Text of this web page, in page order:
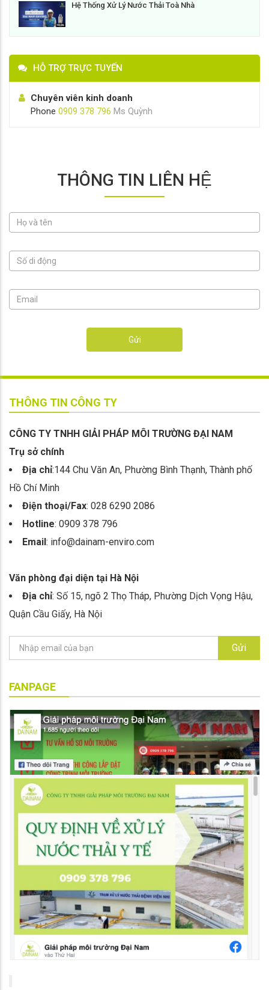
Hệ Thống Xử Lý Nước Thải Toà Nhà
HỖ TRỢ TRỰC TUYẾN
Chuyên viên kinh doanh
Phone 0909 378 796 Ms Quỳnh
THÔNG TIN LIÊN HỆ
Gửi
THÔNG TIN CÔNG TY
CÔNG TY TNHH GIẢI PHÁP MÔI TRƯỜNG ĐẠI NAM
Trụ sở chính
Địa chỉ:144 Chu Văn An, Phường Bình Thạnh, Thành phố
Hồ Chí Minh
Điện thoại/Fax: 028 6290 2086
Hotline: 0909 378 796
Email : info@dainam-enviro.com
Văn phòng đại diện tại Hà Nội
Địa chỉ: Số 15, ngõ 2 Thọ Tháp, Phường Dịch Vọng Hậu,
Quận Cầu Giấy, Hà Nội
Gửi
FANPAGE